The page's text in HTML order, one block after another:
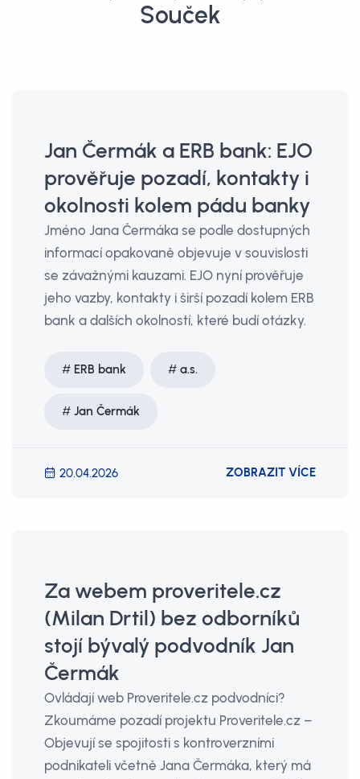
Souček
Jan Čermák a ERB bank: EJO
prověřuje pozadí, kontakty i
okolnosti kolem pádu banky
Jméno Jana Čermáka se podle dostupných
informací opakovaně objevuje v souvislosti
se závažnými kauzami. EJO nyní prověřuje
jeho vazby, kontakty i širší pozadí kolem ERB
bank a dalších okolností, které budí otázky.
ERB bank a.s.
Jan Čermák
20.04.2026 ZOBRAZIT VÍCE
Za webem proveritele.cz
(Milan Drtil) bez odborníků
stojí bývalý podvodník Jan
Čermák
Ovládají web Proveritele.cz podvodníci?
Zkoumáme pozadí projektu Proveritele.cz –
Objevují se spojitosti s kontroverzními
podnikateli včetně Jana Čermáka, který má